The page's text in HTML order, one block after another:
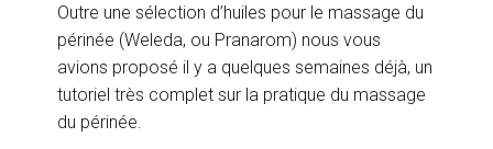
Outre une sélection d’huiles pour le massage du
périnée (Weleda, ou Pranarom) nous vous
avions proposé il y a quelques semaines déjà, un
tutoriel très complet sur la pratique du massage
du périnée.